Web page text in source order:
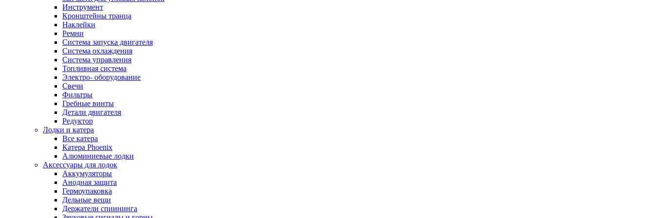
Инструмент
Кронштейны транца
Наклейки
Ремни
Система запуска двигателя
Система охлаждения
Система управления
Топливная система
Электро- оборудование
Свечи
Фильтры
Гребные винты
Детали двигателя
Редуктор
Лодки и катера
Все катера
Катера Phoenix
Алюминиевые лодки
Аксессуары для лодок
Аккумуляторы
Анодная защита
Гермоупаковка
Дельные вещи
Держатели спиннинга